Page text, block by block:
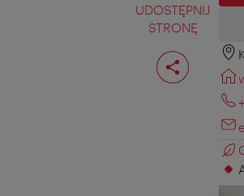
UDOSTĘPNIJ
STRONĘ
Podziel
stronę